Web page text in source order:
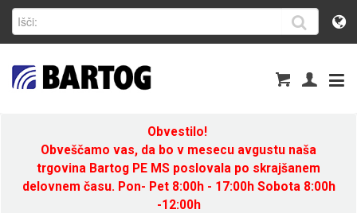
Obvestilo!
Obveščamo vas, da bo v mesecu avgustu naša
trgovina Bartog PE MS poslovala po skrajšanem
delovnem času. Pon- Pet 8:00h - 17:00h Sobota 8:00h
-12:00h